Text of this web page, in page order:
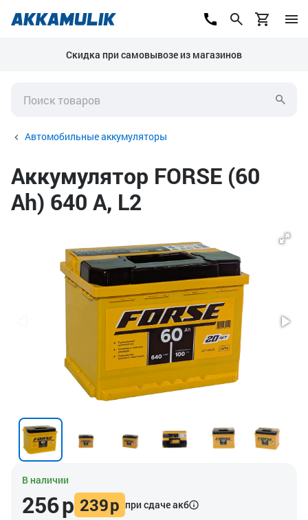
Скидка при самовывозе из магазинов
Автомобильные аккумуляторы
Аккумулятор FORSE (60
Ah) 640 А, L2
В наличии
256р 239р при сдаче акб